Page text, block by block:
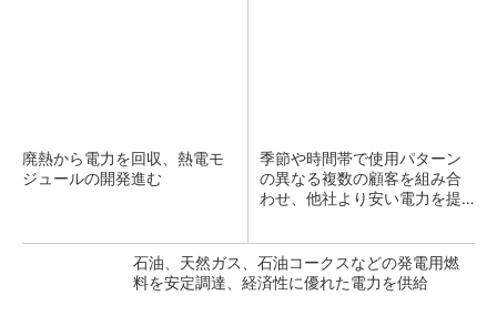
廃熱から電力を回収、熱電モ
ジュールの開発進む
季節や時間帯で使用パターン
の異なる複数の顧客を組み合
わせ、他社より安い電力を提
石油、天然ガス、石油コークスなどの発電用燃
料を安定調達、経済性に優れた電力を供給